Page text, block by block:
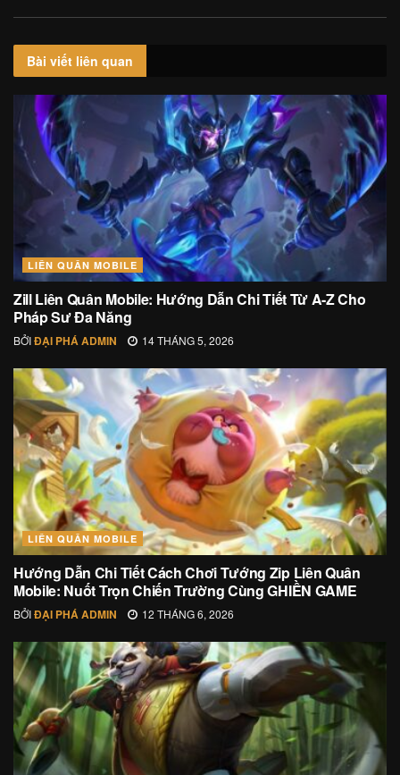
Bài viết liên quan
LIÊN QUÂN MOBILE
Zill Liên Quân Mobile: Hướng Dẫn Chi Tiết Từ A-Z Cho
Pháp Sư Đa Năng
BỞIĐẠI PHÁ ADMIN 14 THÁNG 5, 2026
LIÊN QUÂN MOBILE
Hướng Dẫn Chi Tiết Cách Chơi Tướng Zip Liên Quân
Mobile: Nuốt Trọn Chiến Trường Cùng GHIỀN GAME
BỞIĐẠI PHÁ ADMIN 12 THÁNG 6, 2026